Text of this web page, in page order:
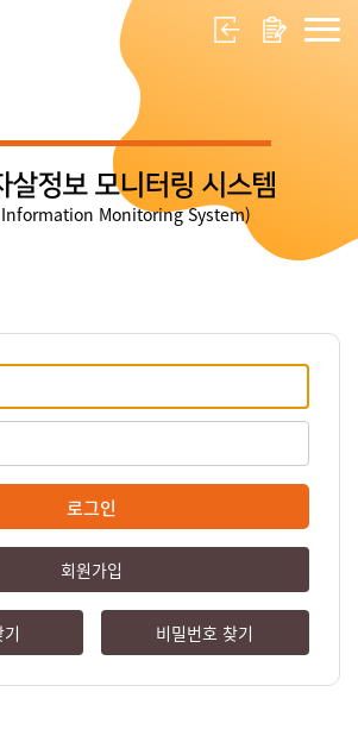
살정보 모니터링 시스템
Monitoring System)
로그인
회원가입
비밀번호 찾기